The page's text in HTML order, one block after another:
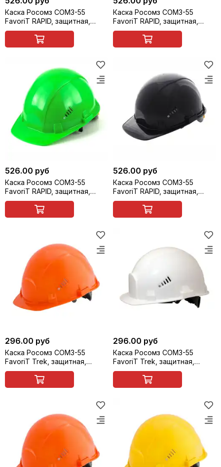
Каска Росомз СОМЗ-55
FavoriT RAPID, защитная,
белая, арт. 75717
Каска Росомз СОМЗ-55
FavoriT RAPID, защитная,
синяя, арт. 75718
526.00 руб
Каска Росомз СОМЗ-55
FavoriT RAPID, защитная,
зелёная, арт. 75719
526.00 руб
Каска Росомз СОМЗ-55
FavoriT RAPID, защитная,
чёрная, арт. 75720
296.00 руб
Каска Росомз СОМЗ-55
FavoriT Trek, защитная,
оранжевая, арт. 75114
296.00 руб
Каска Росомз СОМЗ-55
FavoriT Trek, защитная,
белая, арт. 75117